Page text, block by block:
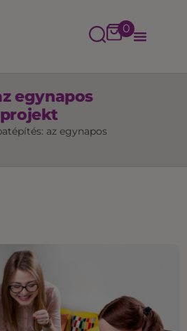
0
egynapos
az egynapos